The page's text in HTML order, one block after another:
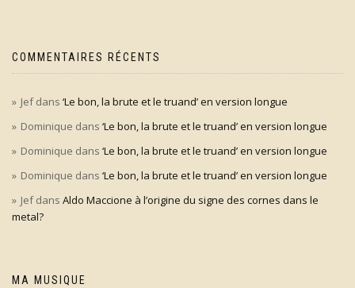
COMMENTAIRES RÉCENTS
Jefdans ‘Le bon, la brute et le truand’ en version longue
Dominique dans ‘Le bon, la brute et le truand’ en version longue
Dominique dans ‘Le bon, la brute et le truand’ en version longue
Dominique dans ‘Le bon, la brute et le truand’ en version longue
Jefdans Aldo Maccione à l’origine du signe des cornes dans le
metal?
MA MUSIQUE